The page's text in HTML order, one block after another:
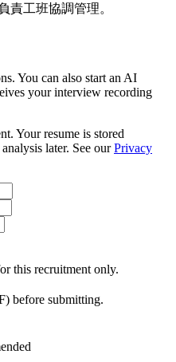
責工班協調管理。
You can also start an AI
your interview recording
Your resume is stored
later. See our Privacy
this recruitment only.
before submitting.